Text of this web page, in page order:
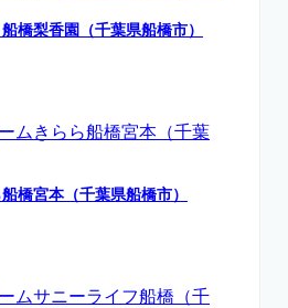
橋梨香園（千葉県船橋市）
橋宮本（千葉県船橋市）